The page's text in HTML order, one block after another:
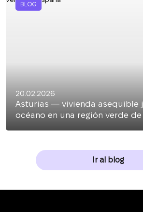
BLOG
20.02.2026
Asturias — vivienda asequible
océano en una región verde de
Ir al blog